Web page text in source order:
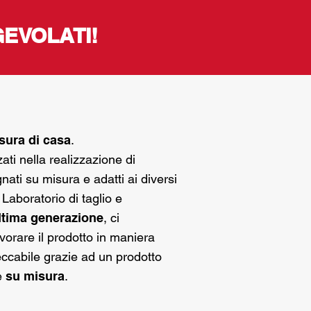
di casa.
nella realizzazione di
su misura e adatti ai diversi
di taglio e
generazione, ci
il prodotto in maniera
grazie ad un prodotto
su misura.